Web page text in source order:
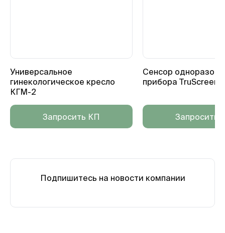
Универсальное
гинекологическое кресло
КГМ-2
Запросить КП
Сенсор
прибора TruScreen
Запросить
Подпишитесь на новости компании